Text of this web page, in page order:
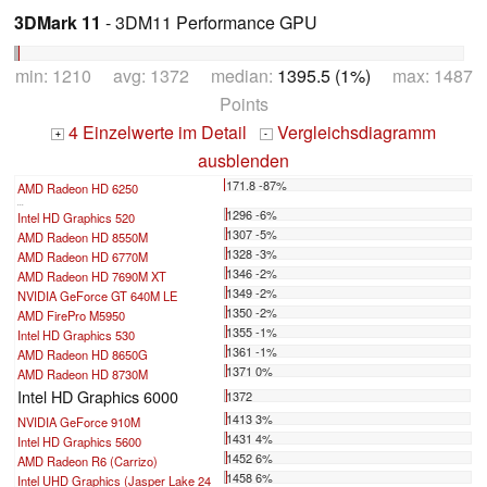
3DMark 11 - 3DM11 Performance GPU
min: 1210 avg: 1372 median: 1395.5 (1%) max: 1487
Points
+ 4 Einzelwerte im Detail - Vergleichsdiagramm
ausblenden
AMD Radeon HD 6250 171.8 -87%
...
Intel HD Graphics 520
1296 -6%
AMD Radeon HD 8550M
1307 -5%
AMD Radeon HD 6770M
1328 -3%
AMD Radeon HD 7690M XT
1346 -2%
NVIDIA GeForce GT 640M LE
1349 -2%
AMD FirePro M5950
1350 -2%
Intel HD Graphics 530
1355 -1%
AMD Radeon HD 8650G
1361 -1%
AMD Radeon HD 8730M
1371 0%
Intel HD Graphics 6000
1372
NVIDIA GeForce 910M
1413 3%
Intel HD Graphics 5600
1431 4%
AMD Radeon R6 (Carrizo)
1452 6%
Intel UHD Graphics (Jasper Lake 24
1458 6%